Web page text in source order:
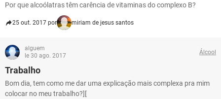
Por que alcoólatras têm carência de vitaminas do complexo B?
25 out. 2017 por miriam de jesus santos
alguem
le 30 ago. 2017
Álcool
Trabalho
Bom dia, tem como me dar uma explicação mais complexa pra mim
colocar no meu trabalho?][